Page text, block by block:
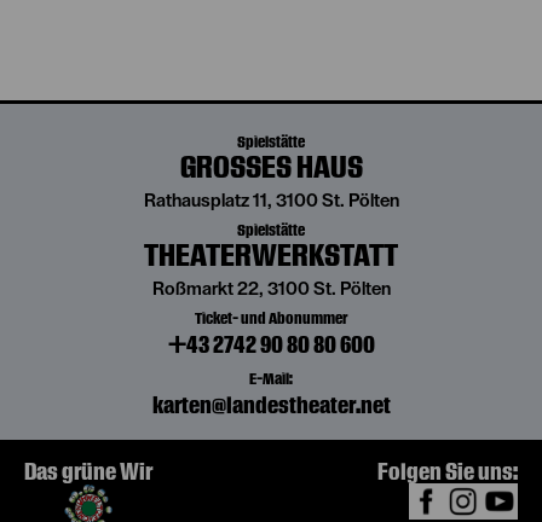
Spielstätte
GROSSES HAUS
Rathausplatz 11, 3100 St. Pölten
Spielstätte
THEATERWERKSTATT
Roßmarkt 22, 3100 St. Pölten
Ticket- und Abonummer
+43 2742 90 80 80 600
E-Mail:
karten@landestheater.net
Das grüne Wir Folgen Sie uns: